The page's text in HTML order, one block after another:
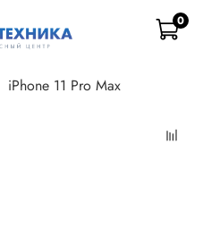
0
iPhone 11 Pro Max